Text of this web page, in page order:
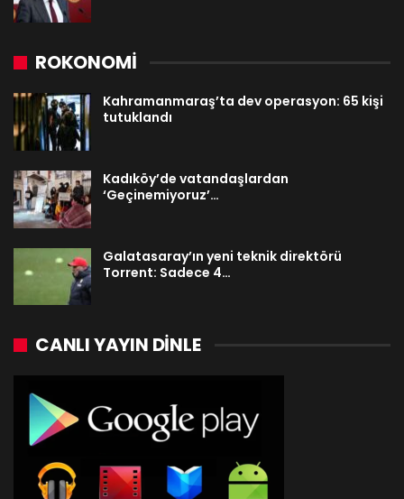
ROKONOMİ
Kahramanmaraş’ta dev operasyon: 65 kişi
tutuklandı
Kadıköy’de vatandaşlardan
‘Geçinemiyoruz’…
Galatasaray’ın yeni teknik direktörü
Torrent: Sadece 4…
CANLI YAYIN DINLE